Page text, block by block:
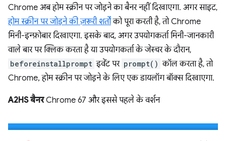
Chrome अब होम स्क्रीन पर जोड़ने का बैनर नहीं दिखाएगा. अगर साइट,
होम स्क्रीन पर जोड़ने की ज़रूरी शर्तोंको पूरा करती है, तो Chrome
मिनी-इन्फ़ोबार दिखाएगा. इसके बाद, अगर उपयोगकर्ता मिनी-जानकारी
वाले बार पर क्लिक करता है या उपयोगकर्ता के जेस्चर के दौरान,
beforeinstallprompt इवेंट पर prompt() कॉल करता है, तो
Chrome, होम स्क्रीन पर जोड़ने के लिए एक डायलॉग बॉक्स दिखाएगा.
A2HS बैनरChrome 67 और इससे पहले के वर्शन